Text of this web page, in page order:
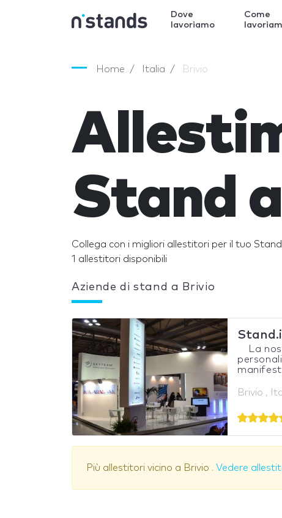
Dove
lavoriamo
Come
Home Italia Brivio
Stand
Collega con i migliori allestitori per il tuo
1 allestitori disponibili
Aziende di stand a Brivio
La
Brivio ,
Più allestitori vicino a Brivio . Vedere